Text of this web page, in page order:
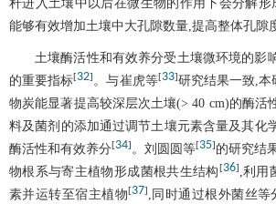
秆进入土壤中以后在微生物的作用下会分解
能够有效增加土壤中大孔隙数量,提高整体孔隙
土壤酶活性和有效养分受土壤微环境的影
的重要指标[32] 。与崔虎等[33]研究结果一致,本
物炭能显著提高较深层次土壤(> 40 cm)的酶活
料及菌剂的添加通过调节土壤元素含量及其化
酶活性和有效养分[34] 。刘圆圆等[35] 的研究结
物根系与寄主植物形成菌根共生结构 [36] ,利用
素并运转至宿主植物[37] ,同时通过根外菌丝等